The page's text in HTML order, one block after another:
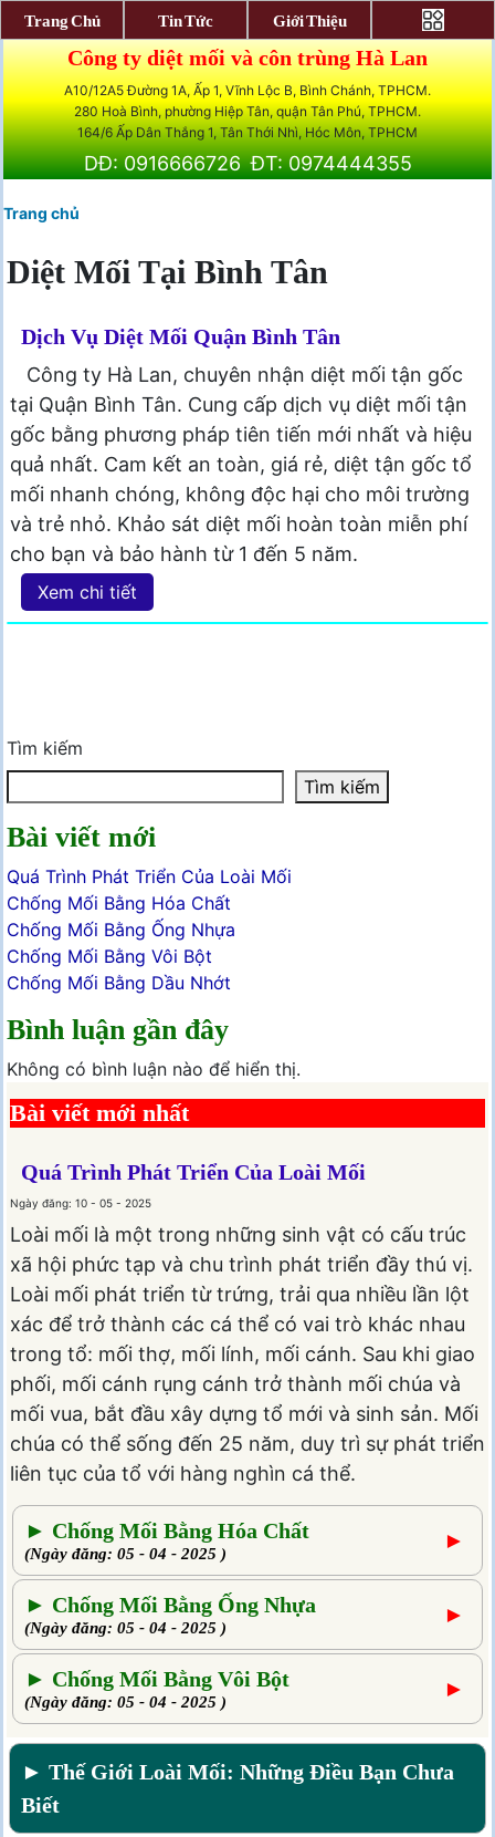
Công ty diệt mối và côn trùng Hà Lan
A10/12A5 Đường 1A, Ấp 1, Vĩnh Lộc B, Bình Chánh, TPHCM.
280 Hoà Bình, phường Hiệp Tân, quận Tân Phú, TPHCM.
164/6 Ấp Dân Thắng 1, Tân Thới Nhì, Hóc Môn, TPHCM
DĐ: 0916666726 ĐT: 0974444355
Trang chủ
Diệt Mối Tại Bình Tân
Dịch Vụ Diệt Mối Quận Bình Tân
Công ty Hà Lan, chuyên nhận diệt mối tận gốc
tại Quận Bình Tân. Cung cấp dịch vụ diệt mối tận
gốc bằng phương pháp tiên tiến mới nhất và hiệu
quả nhất. Cam kết an toàn, giá rẻ, diệt tận gốc tổ
mối nhanh chóng, không độc hại cho môi trường
và trẻ nhỏ. Khảo sát diệt mối hoàn toàn miễn phí
cho bạn và bảo hành từ 1 đến 5 năm.
Xem chi tiết
Tìm kiếm
Tìm kiếm
Bài viết mới
Quá Trình Phát Triển Của Loài Mối
Chống Mối Bằng Hóa Chất
Chống Mối Bằng Ống Nhựa
Chống Mối Bằng Vôi Bột
Chống Mối Bằng Dầu Nhớt
Bình luận gần đây
Không có bình luận nào để hiển thị.
Bài viết mới nhất
Quá Trình Phát Triển Của Loài Mối
Ngày đăng: 10 - 05 - 2025
Loài mối là một trong những sinh vật có cấu trúc
xã hội phức tạp và chu trình phát triển đầy thú vị.
Loài mối phát triển từ trứng, trải qua nhiều lần lột
xác để trở thành các cá thể có vai trò khác nhau
trong tổ: mối thợ, mối lính, mối cánh. Sau khi giao
phối, mối cánh rụng cánh trở thành mối chúa và
mối vua, bắt đầu xây dựng tổ mới và sinh sản. Mối
chúa có thể sống đến 25 năm, duy trì sự phát triển
liên tục của tổ với hàng nghìn cá thể.
► Chống Mối Bằng Hóa Chất
(Ngày đăng: 05 - 04 - 2025 )
►
► Chống Mối Bằng Ống Nhựa
(Ngày đăng: 05 - 04 - 2025 )
►
► Chống Mối Bằng Vôi Bột
(Ngày đăng: 05 - 04 - 2025 )
►
► Thế Giới Loài Mối: Những Điều Bạn Chưa
Biết
Trang Chủ Tin Tức Giới Thiệu